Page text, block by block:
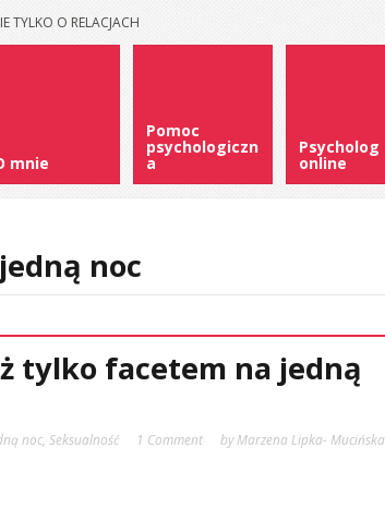
TYLKO O RELACJACH
mnie
Pomoc
psychologiczn
a
Psycholog
online
noc
tylko facetem na jedną
noc Seksualność 1 Comment by Marzena Lipka- Mucińska